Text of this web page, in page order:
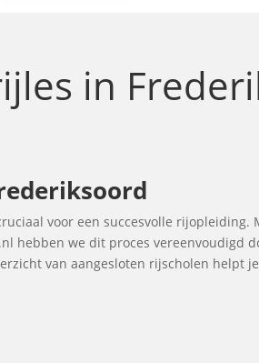
in
voor een succesvolle
hebben we dit proces vereenvoudigd
van aangesloten rijscholen helpt